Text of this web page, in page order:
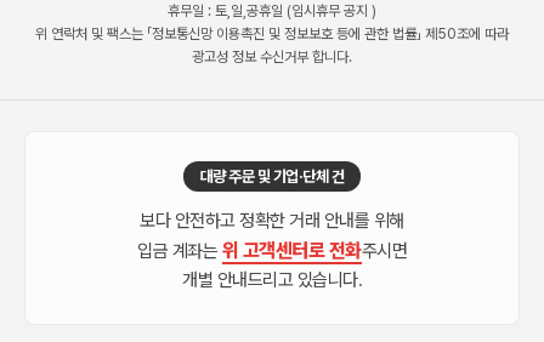
휴무일 : 토,일,공휴일 (임시휴무 공지 )
위 연락처 및 팩스는 「정보통신망 이용촉진 및 정보보호 등에 관한 법률」 제50조에 따라
광고성 정보 수신거부 합니다.
대량 주문 및 기업·단체 건
보다 안전하고 정확한 거래 안내를 위해
입금 계좌는 위 고객센터로 전화주시면
개별 안내드리고 있습니다.